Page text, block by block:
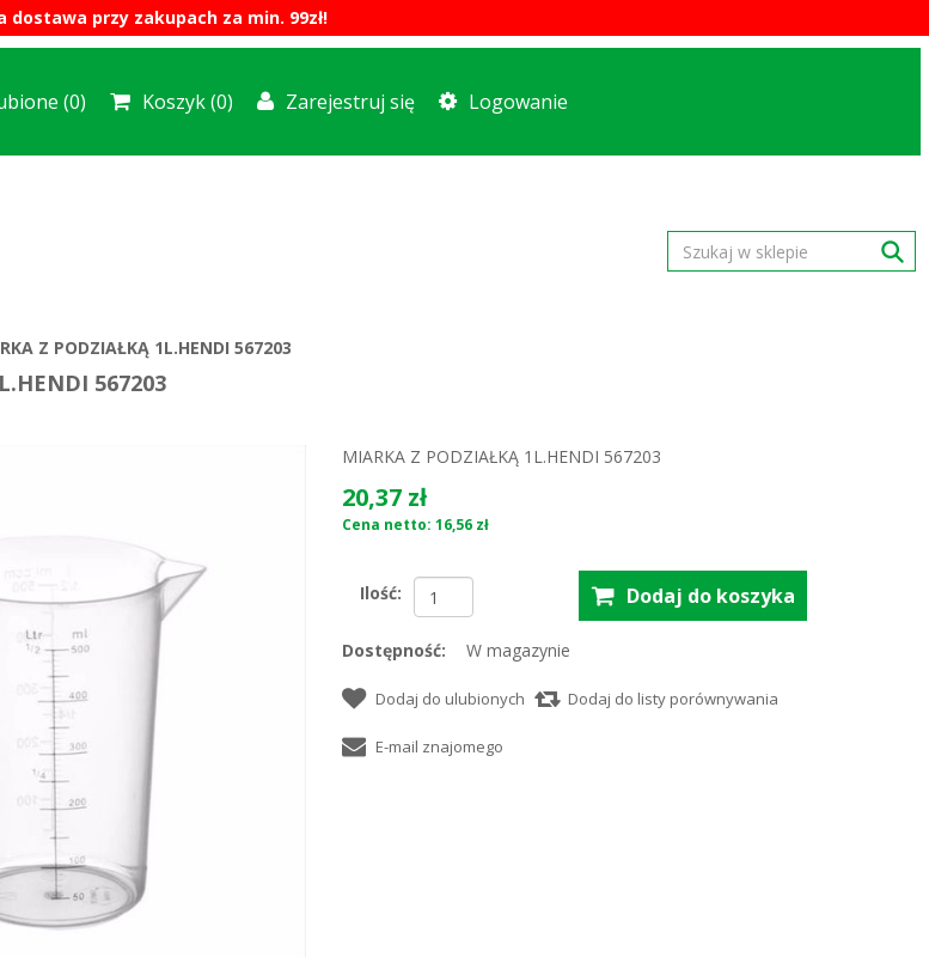
dostawa przy zakupach za min. 99zł!
(0) Koszyk (0) Zarejestruj się Logowanie
Z PODZIAŁKĄ 1L.HENDI 567203
567203
MIARKA Z PODZIAŁKĄ 1L.HENDI 567203
20,37 zł
Cena netto: 16,56 zł
Ilość:
Dostępność: W magazynie